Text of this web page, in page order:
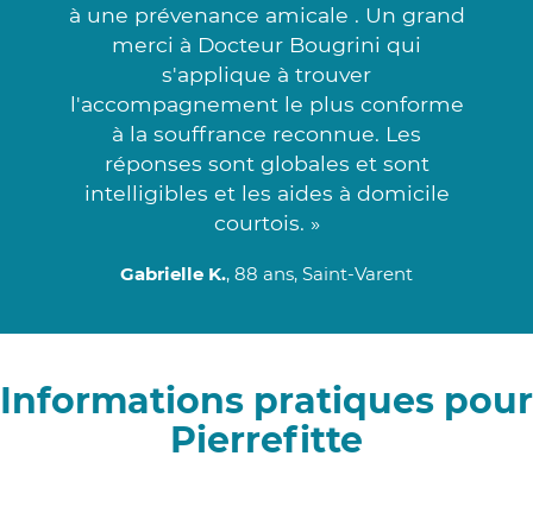
à une prévenance amicale . Un grand
merci à Docteur Bougrini qui
s'applique à trouver
l'accompagnement le plus conforme
à la souffrance reconnue. Les
réponses sont globales et sont
intelligibles et les aides à domicile
courtois. »
Gabrielle K., 88 ans, Saint-Varent
Informations pratiques pour
Pierrefitte